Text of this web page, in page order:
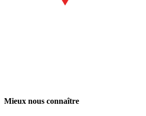
Mieux nous connaître